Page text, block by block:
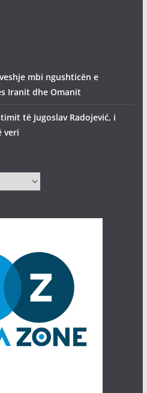
mbi ngushticën e
Iranit dhe Omanit
të Jugoslav Radojević, i
veri